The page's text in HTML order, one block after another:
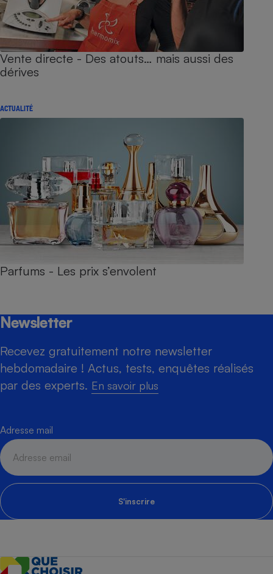
Vente directe - Des atouts… mais aussi des
dérives
ACTUALITÉ
Parfums - Les prix s’envolent
Newsletter
Recevez gratuitement notre newsletter
hebdomadaire ! Actus, tests, enquêtes réalisés
par des experts. En savoir plus
Adresse mail
S'inscrire